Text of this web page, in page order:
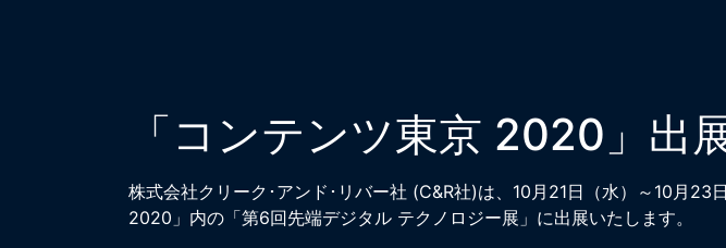
「コンテンツ東京 2020」出
株式会社クリーク･アンド･リバー社 (C&R社)は、10月21日（水）～10月
2020」内の「第6回先端デジタル テクノロジー展」に出展いたします。